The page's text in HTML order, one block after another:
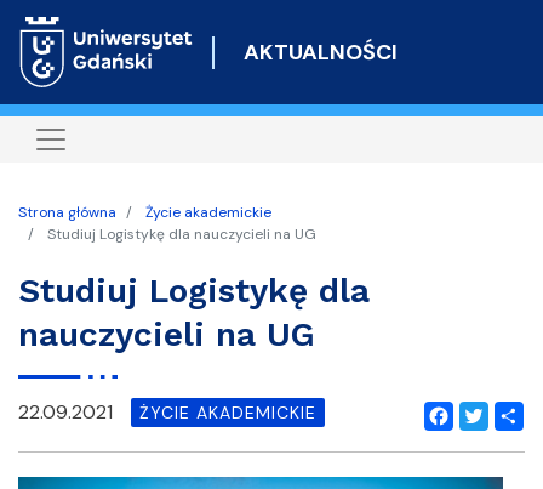
do
AKTUALNOŚCI
Strona główna
Życie akademickie
Studiuj Logistykę dla nauczycieli na UG
Studiuj Logistykę dla
nauczycieli na UG
Facebook
Twitter
22.09.2021 ŻYCIE AKADEMICKIE